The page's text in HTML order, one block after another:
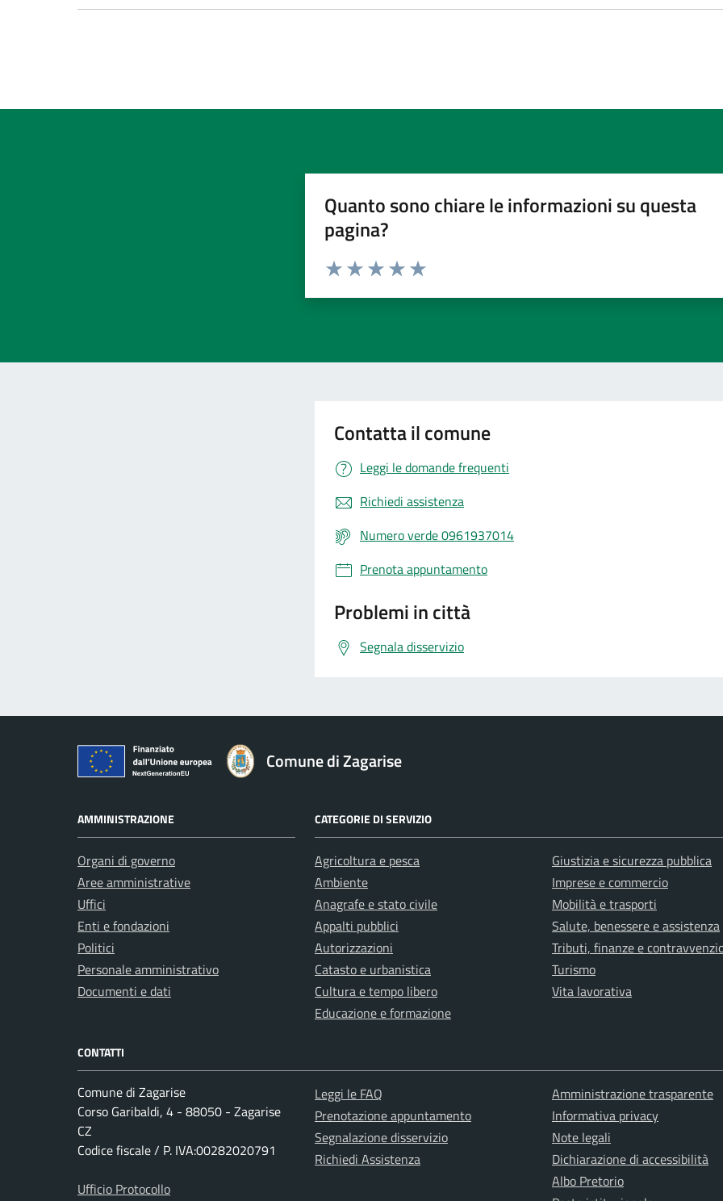
Quanto sono chiare le informazioni su questa
pagina?
Contatta il comune
Leggi le domande frequenti
Richiedi assistenza
Numero verde 0961937014
Prenota appuntamento
Problemi in città
Segnala disservizio
Comune di Zagarise
AMMINISTRAZIONE
Organi di governo
Aree amministrative
Uffici
Enti e fondazioni
Politici
Personale amministrativo
Documenti e dati
CATEGORIE DI SERVIZIO
Agricoltura e pesca
Ambiente
Anagrafe e stato civile
Appalti pubblici
Autorizzazioni
Catasto e urbanistica
Cultura e tempo libero
Educazione e formazione
Giustizia e sicurezza pubblica
Imprese e commercio
Mobilità e trasporti
Salute, benessere e assistenza
Tributi, finanze e
Turismo
Vita lavorativa
CONTATTI
Comune di Zagarise
Corso Garibaldi, 4 - 88050 - Zagarise
CZ
Codice fiscale / P. IVA:00282020791
Ufficio Protocollo
Leggi le FAQ
Prenotazione appuntamento
Segnalazione disservizio
Richiedi Assistenza
Amministrazione trasparente
Informativa privacy
Note legali
Dichiarazione di accessibilità
Albo Pretorio